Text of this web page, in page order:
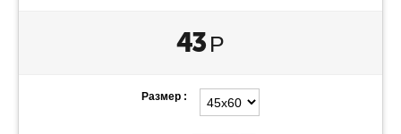
43 Р
Размер :